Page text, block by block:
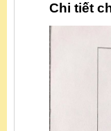
Chi tiết